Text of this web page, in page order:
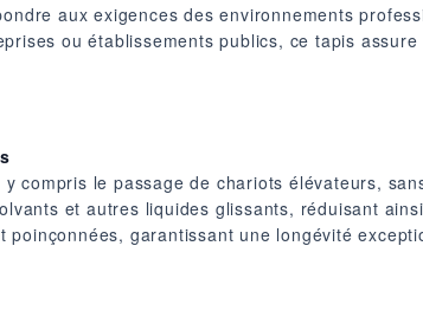
aux exigences des environnements
ou établissements publics, ce tapis
compris le passage de chariots élévateurs,
et autres liquides glissants, réduisant
garantissant une longévité